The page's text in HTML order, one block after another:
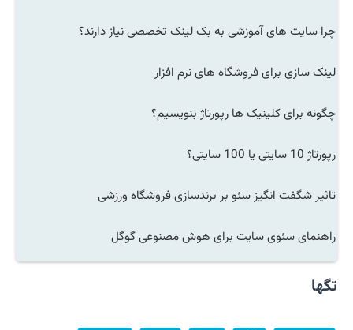
چرا سایت های آموزشی به بک لینک تخصصی نیاز دارند؟
لینک سازی برای فروشگاه های نرم افزار
چگونه برای کلینیک ها رپورتاژ بنویسیم؟
رپورتاژ 10 سایتی یا 100 سایتی؟
تاثیر شگفت انگیز سئو بر برندسازی فروشگاه ورزشی
راهنمای سئوی سایت برای هوش مصنوعی گوگل
تگها